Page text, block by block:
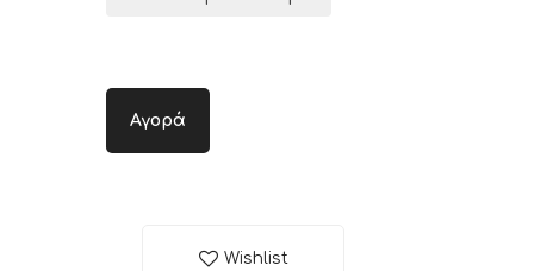
Αγορά
Wishlist